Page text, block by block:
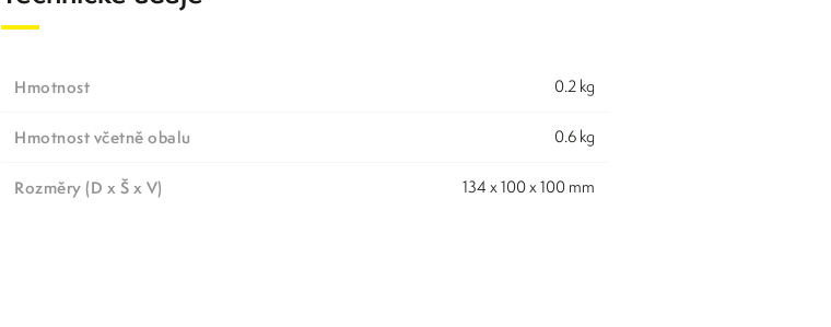
Hmotnost 0.2 kg
Hmotnost včetně obalu 0.6 kg
Rozměry (D x Š x V) 134 x 100 x 100 mm